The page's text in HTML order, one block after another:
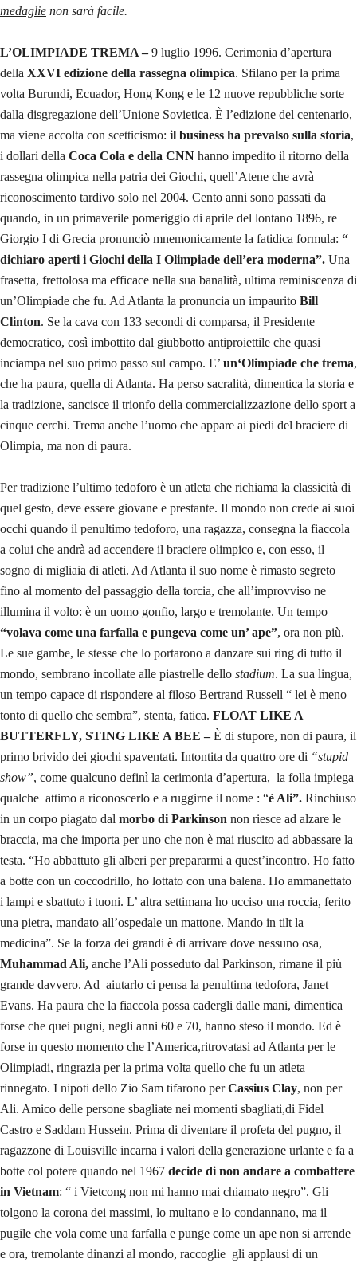
medaglie non sarà facile.
L’OLIMPIADE TREMA –9 luglio 1996. Cerimonia d’apertura
della XXVI edizione della rassegna olimpica. Sfilano per la prima
volta Burundi, Ecuador, Hong Kong e le 12 nuove repubbliche sorte
dalla disgregazione dell’Unione Sovietica. È l’edizione del centenario,
ma viene accolta con scetticismo: il business ha prevalso sulla storia,
i dollari della Coca Cola e della CNN hanno impedito il ritorno della
rassegna olimpica nella patria dei Giochi, quell’Atene che avrà
riconoscimento tardivo solo nel 2004. Cento anni sono passati da
quando, in un primaverile pomeriggio di aprile del lontano 1896, re
Giorgio I di Grecia pronunciò mnemonicamente la fatidica formula: “
dichiaro aperti i Giochi della I Olimpiade dell’era moderna”. Una
frasetta, frettolosa ma efficace nella sua banalità, ultima reminiscenza di
un’Olimpiade che fu. Ad Atlanta la pronuncia un impaurito Bill
Clinton. Se la cava con 133 secondi di comparsa, il Presidente
democratico, così imbottito dal giubbotto antiproiettile che quasi
inciampa nel suo primo passo sul campo. E’ un‘Olimpiade che trema,
che ha paura, quella di Atlanta. Ha perso sacralità, dimentica la storia e
la tradizione, sancisce il trionfo della commercializzazione dello sport a
cinque cerchi. Trema anche l’uomo che appare ai piedi del braciere di
Olimpia, ma non di paura.
Per tradizione l’ultimo tedoforo è un atleta che richiama la classicità di
quel gesto, deve essere giovane e prestante. Il mondo non crede ai suoi
occhi quando il penultimo tedoforo, una ragazza, consegna la fiaccola
a colui che andrà ad accendere il braciere olimpico e, con esso, il
sogno di migliaia di atleti. Ad Atlanta il suo nome è rimasto segreto
fino al momento del passaggio della torcia, che all’improvviso ne
illumina il volto: è un uomo gonfio, largo e tremolante. Un tempo
“volava come una farfalla e pungeva come un’ ape”, ora non più.
Le sue gambe, le stesse che lo portarono a danzare sui ring di tutto il
mondo, sembrano incollate alle piastrelle dello stadium. La sua lingua,
un tempo capace di rispondere al filoso Bertrand Russell “ lei è meno
tonto di quello che sembra”, stenta, fatica. FLOAT LIKE A
BUTTERFLY, STING LIKE A BEE –È di stupore, non di paura, il
primo brivido dei giochi spaventati. Intontita da quattro ore di “stupid
show”, come qualcuno definì la cerimonia d’apertura, la folla impiega
qualche attimo a riconoscerlo e a ruggirne il nome : “è Ali”. Rinchiuso
in un corpo piagato dal morbo di Parkinson non riesce ad alzare le
braccia, ma che importa per uno che non è mai riuscito ad abbassare la
testa. “Ho abbattuto gli alberi per prepararmi a quest’incontro. Ho fatto
a botte con un coccodrillo, ho lottato con una balena. Ho ammanettato
i lampi e sbattuto i tuoni. L’ altra settimana ho ucciso una roccia, ferito
una pietra, mandato all’ospedale un mattone. Mando in tilt la
medicina”. Se la forza dei grandi è di arrivare dove nessuno osa,
Muhammad Ali, anche l’Ali posseduto dal Parkinson, rimane il più
grande davvero. Ad aiutarlo ci pensa la penultima tedofora, Janet
Evans. Ha paura che la fiaccola possa cadergli dalle mani, dimentica
forse che quei pugni, negli anni 60 e 70, hanno steso il mondo. Ed è
forse in questo momento che l’America,ritrovatasi ad Atlanta per le
Olimpiadi, ringrazia per la prima volta quello che fu un atleta
rinnegato. I nipoti dello Zio Sam tifarono perCassius Clay, non per
Ali. Amico delle persone sbagliate nei momenti sbagliati,di Fidel
Castro e Saddam Hussein. Prima di diventare il profeta del pugno, il
ragazzone di Louisville incarna i valori della generazione urlante e fa a
botte col potere quando nel 1967 decide di non andare a combattere
in Vietnam: “ i Vietcong non mi hanno mai chiamato negro”. Gli
tolgono la corona dei massimi, lo multano e lo condannano, ma il
pugile che vola come una farfalla e punge come un ape non si arrende
e ora, tremolante dinanzi al mondo, raccoglie gli applausi di un